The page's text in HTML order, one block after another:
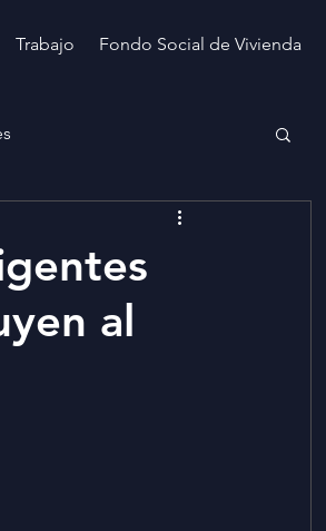
Trabajo Fondo Social de Vivienda
al